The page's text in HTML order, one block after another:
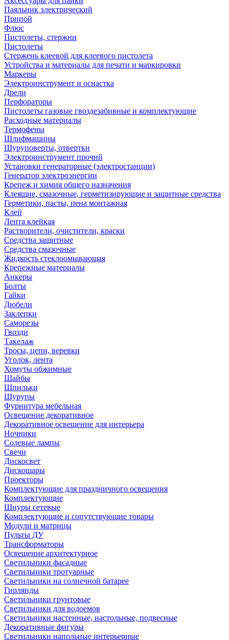
Паяльник электрический
Припой
Флюс
Пистолеты, стержни
Пистолеты
Стержень клеевой для клеевого пистолета
Устройства и материалы для печати и маркировки
Маркеры
Электроинструмент и оснастка
Дрели
Перфораторы
Пистолеты газовые гвоздезабивные и комплектующие
Расходные материалы
Термофены
Шлифмашины
Шуруповерты, отвертки
Электроинструмент прочий
Установки генераторные (электростанции)
Генератор электроэнергии
Крепеж и химия общего назначения
Клеящие, смазочные, герметизирующие и защитные средства
Герметики, пасты, пена монтажная
Клей
Лента клейкая
Растворители, очистители, краски
Средства защитные
Средства смазочные
Жидкость стеклоомывающая
Крепежные материалы
Анкеры
Болты
Гайки
Дюбели
Заклепки
Саморезы
Гвозди
Такелаж
Тросы, цепи, веревки
Уголок, лента
Хомуты обжимные
Шайбы
Шпильки
Шурупы
Фурнитура мебельная
Освещение декоративное
Декоративное освещение для интерьера
Ночники
Солевые лампы
Свечи
Дискосвет
Дискошары
Проекторы
Комплектующие для праздничного освещения
Комплектующие
Шнуры сетевые
Комплектующие и сопутствующие товары
Модули и матрицы
Пульты ДУ
Трансформаторы
Освещение архитектурное
Светильники фасадные
Светильники тротуарные
Светильники на солнечной батарее
Гирлянды
Светильники грунтовые
Светильники для водоемов
Светильники настенные, настольные, подвесные
Декоративные фигуры
Светильники напольные интерьерные